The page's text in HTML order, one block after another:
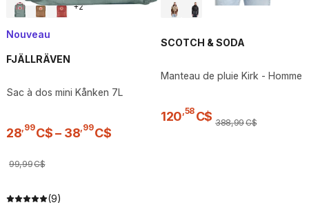
+2
Nouveau
FJÄLLRÄVEN
Sac à dos mini Kånken 7L
28 99C$ – 38 99C$
99,99C$
(9)
SCOTCH & SODA
Manteau de pluie Kirk - Homme
120 58 C$ 388,99C$